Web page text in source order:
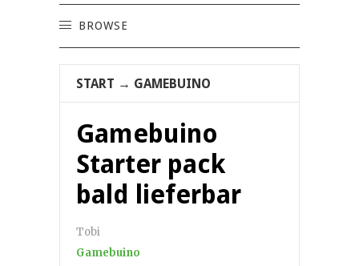
BROWSE
START → GAMEBUINO
Gamebuino
Starter pack
bald lieferbar
Tobi
Gamebuino